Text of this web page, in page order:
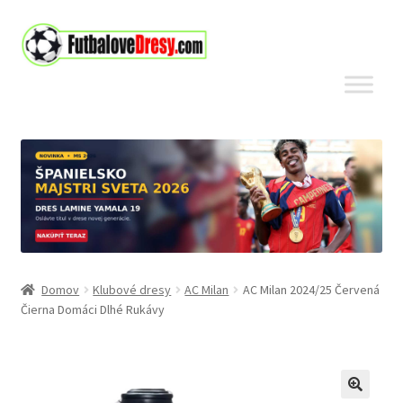
Preskočiť
na
Preskočiť
na
Domov Klubové dresy AC Milan
AC Milan 2024/25 Červená
Čierna Domáci Dlhé Rukávy